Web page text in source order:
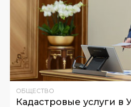
ОБЩЕСТВО
Кадастровые услуги в